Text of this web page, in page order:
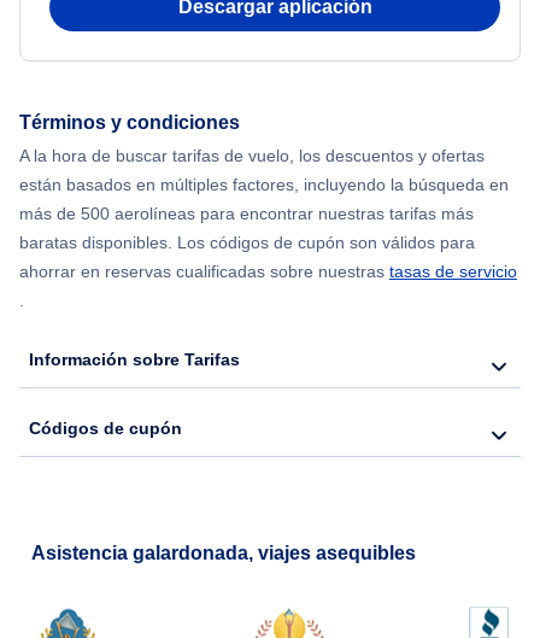
Descargar aplicación
Términos y condiciones
A la hora de buscar tarifas de vuelo, los descuentos y ofertas
están basados en múltiples factores, incluyendo la búsqueda en
más de 500 aerolíneas para encontrar nuestras tarifas más
baratas disponibles. Los códigos de cupón son válidos para
ahorrar en reservas cualificadas sobre nuestras tasas de servicio
.
Información sobre Tarifas
Códigos de cupón
Asistencia galardonada, viajes asequibles